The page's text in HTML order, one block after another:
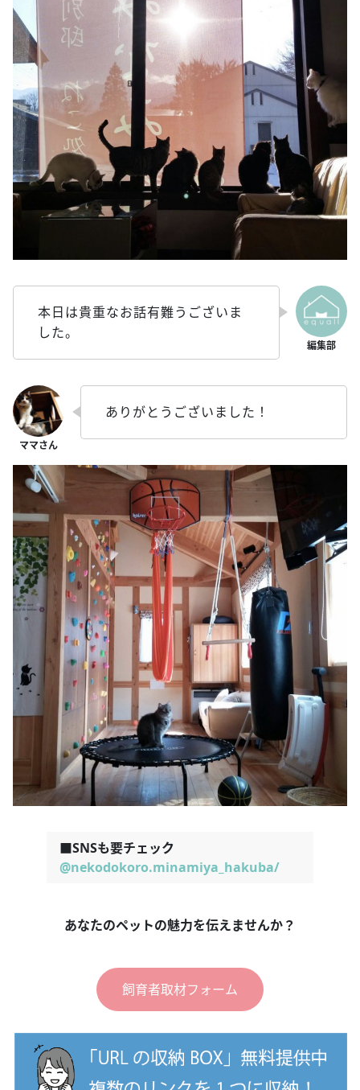
本日は貴重なお話有難うございま
した。
ありがとうございました！
■SNSも要チェック
@nekodokoro.minamiya_hakuba/
あなたのペットの魅力を伝えませんか？
飼育者取材フォーム